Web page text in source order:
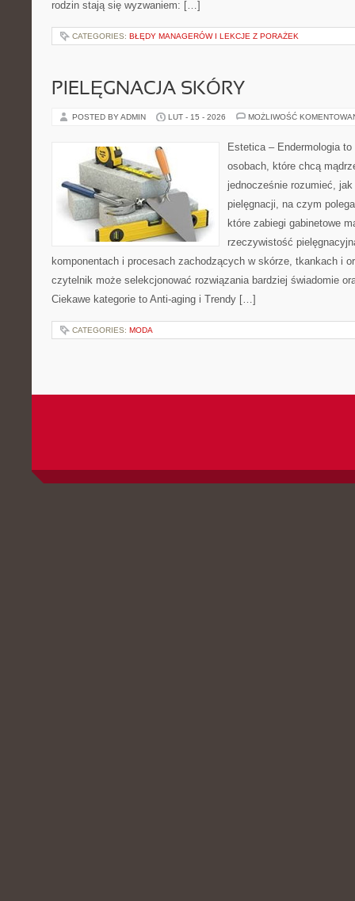
rodzin stają się wyzwaniem: […]
CATEGORIES: BŁĘDY MANAGERÓW I LEKCJE Z PORAŻEK
PIELĘGNACJA SKÓRY
POSTED BY ADMIN LUT - 15 - 2026 MOŻLIWOŚĆ
Estetica – Endermologia
osobach, które chcą
jednocześnie rozumieć, jak
pielęgnacji, na czym
które zabiegi gabinetowe
rzeczywistość
komponentach i procesach zachodzących w skórze, tkankach i
czytelnik może selekcjonować rozwiązania bardziej świadomie
Ciekawe kategorie to Anti-aging i Trendy […]
CATEGORIES: MODA